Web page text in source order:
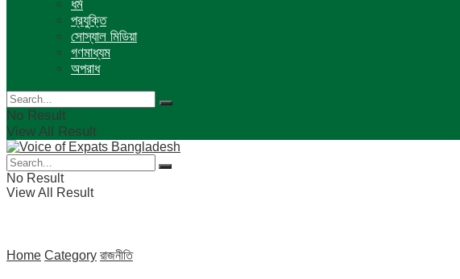
ধর্ম
প্রযুক্তি
সোস্যাল মিডিয়া
গণমাধ্যম
অপরাধ
No Result
View All Result
No Result
View All Result
Home Category রাজনীতি